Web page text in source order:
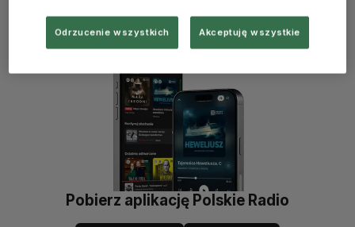
Pobierz aplikację Polskie Radio
Odrzucenie wszystkich Akceptuję wszystkie